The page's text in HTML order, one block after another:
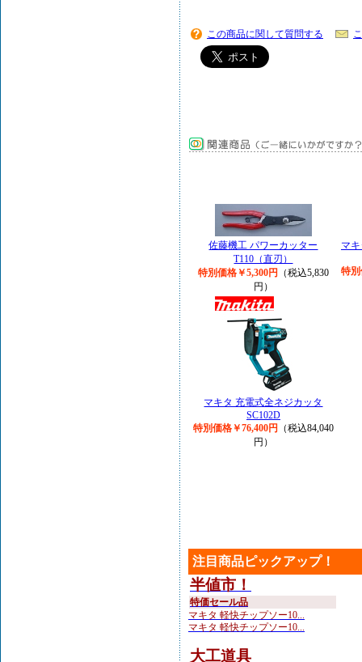
この商品に関して質問する
佐藤機工 パワーカッター
T110（直刃）
特別価格￥5,300円
（税込5,830
円）
マ
特別
マキタ 充電式全ネジカッタ
SC102D
特別価格￥76,400円
（税込84,040
円）
注目商品ピックアップ！
半値市！
特価セール品
マキタ 軽快チップソー10...
マキタ 軽快チップソー10...
大工道具